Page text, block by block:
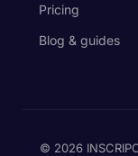
Pricing
Blog & guides
© 2026